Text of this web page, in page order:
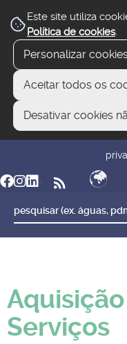
Este site utiliza
Política de cookies.
Personalizar
Aceitar todos os
Desativar cookies
Serviços